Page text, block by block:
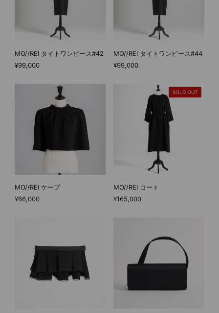
MO//REI タイトワンピース#42
¥99,000
MO//REI タイトワンピース#44
¥99,000
MO//REI ケープ
¥66,000
SOLD OUT
MO//REI コート
¥165,000